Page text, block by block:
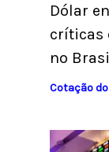
Dólar
críticas
no
Cotação